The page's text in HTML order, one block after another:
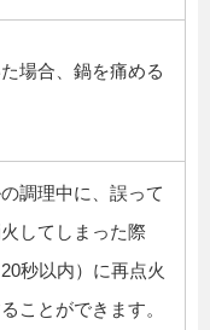
場合、鍋を痛める
調理中に、誤って
してしまった際
秒以内）に再点火
ことができます。